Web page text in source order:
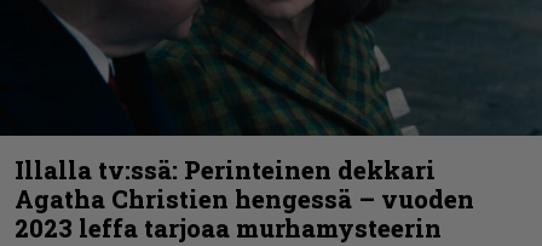
Illalla tv:ssä: Perinteinen dekkari
Agatha Christien hengessä – vuoden
2023 leffa tarjoaa murhamysteerin